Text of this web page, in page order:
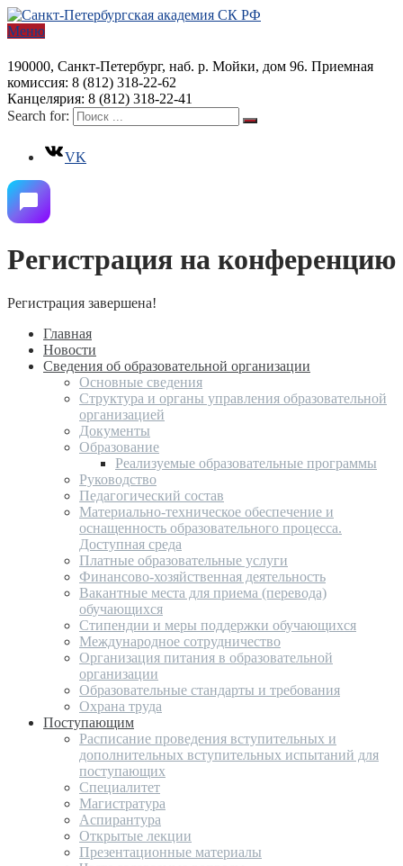
Меню
190000, Санкт-Петербург, наб. р. Мойки, дом 96. Приемная
комиссия: 8 (812) 318-22-62
Канцелярия: 8 (812) 318-22-41
Search for:
VK
Регистрация на конференцию
Регистрация завершена!
Главная
Новости
Сведения об образовательной организации
Основные сведения
Структура и органы управления образовательной
организацией
Документы
Образование
Реализуемые образовательные программы
Руководство
Педагогический состав
Материально-техническое обеспечение и
оснащенность образовательного процесса.
Доступная среда
Платные образовательные услуги
Финансово-хозяйственная деятельность
Вакантные места для приема (перевода)
обучающихся
Стипендии и меры поддержки обучающихся
Международное сотрудничество
Организация питания в образовательной
организации
Образовательные стандарты и требования
Охрана труда
Поступающим
Расписание проведения вступительных и
дополнительных вступительных испытаний для
поступающих
Специалитет
Магистратура
Аспирантура
Открытые лекции
Презентационные материалы